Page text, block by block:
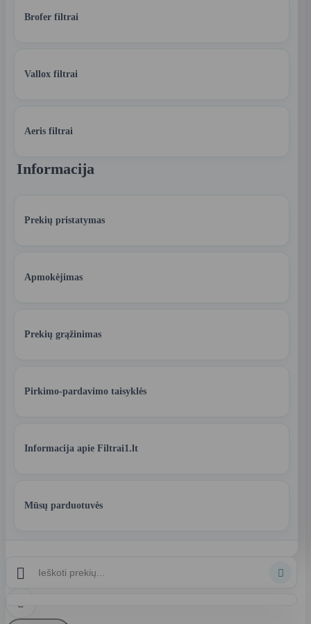
Brofer filtrai
Vallox filtrai
Aeris filtrai
Informacija
Prekių pristatymas
Apmokėjimas
Prekių grąžinimas
Pirkimo-pardavimo taisyklės
Informacija apie Filtrai1.lt
Mūsų parduotuvės
 
